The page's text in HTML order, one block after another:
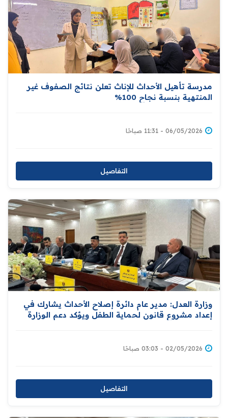
مدرسة تأهيل الأحداث للإناث تعلن نتائج الصفوف غير
المنتهية بنسبة نجاح 100%
06/05/2026 - 11:31 صباحًا
التفاصيل
وزارة العدل: مدير عام دائرة إصلاح الأحداث يشارك في
إعداد مشروع قانون لحماية الطفل ويؤكد دعم الوزارة
02/05/2026 - 03:03 صباحًا
التفاصيل